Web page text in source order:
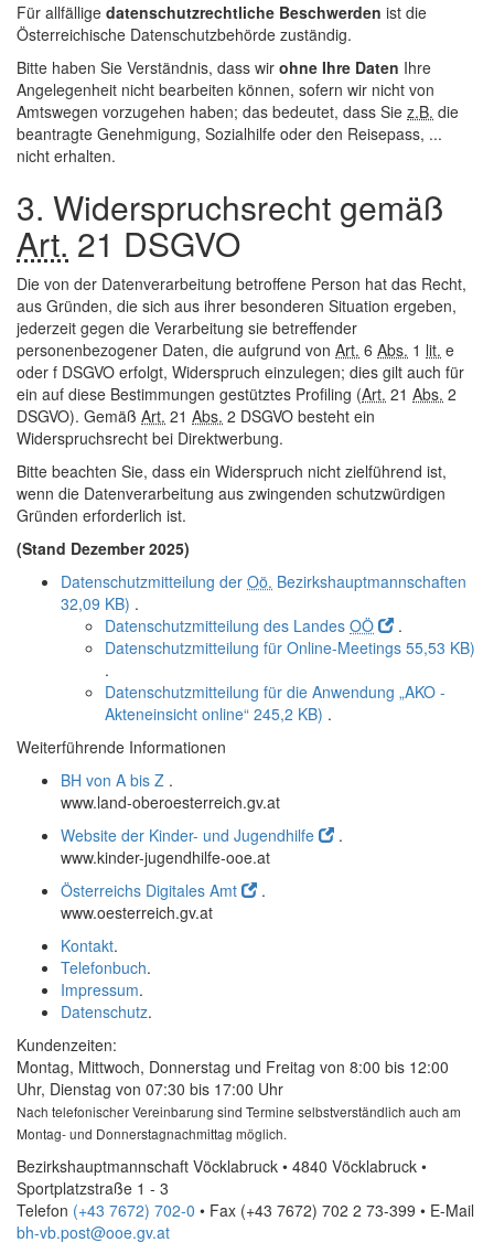
Für allfällige datenschutzrechtliche Beschwerden ist die
Österreichische Datenschutzbehörde zuständig.
Bitte haben Sie Verständnis, dass wir ohne Ihre Daten Ihre
Angelegenheit nicht bearbeiten können, sofern wir nicht von
Amtswegen vorzugehen haben; das bedeutet, dass Sie z.B. die
beantragte Genehmigung, Sozialhilfe oder den Reisepass, ...
nicht erhalten.
3. Widerspruchsrecht gemäß
Art. 21 DSGVO
Die von der Datenverarbeitung betroffene Person hat das Recht,
aus Gründen, die sich aus ihrer besonderen Situation ergeben,
jederzeit gegen die Verarbeitung sie betreffender
personenbezogener Daten, die aufgrund von Art. 6 Abs. 1 lit. e
oder f DSGVO erfolgt, Widerspruch einzulegen; dies gilt auch für
ein auf diese Bestimmungen gestütztes Profiling (Art. 21 Abs. 2
DSGVO). Gemäß Art. 21 Abs. 2 DSGVO besteht ein
Widerspruchsrecht bei Direktwerbung.
Bitte beachten Sie, dass ein Widerspruch nicht zielführend ist,
wenn die Datenverarbeitung aus zwingenden schutzwürdigen
Gründen erforderlich ist.
(Stand Dezember 2025)
Datenschutzmitteilung der Oö. Bezirkshauptmannschaften
32,09 KB) .
Datenschutzmitteilung des Landes OÖ
.
Datenschutzmitteilung für Online-Meetings 55,53 KB)
.
Datenschutzmitteilung für die Anwendung „AKO -
Akteneinsicht online“ 245,2 KB) .
Weiterführende Informationen
BH von A bis Z .
www.land-oberoesterreich.gv.at
Website der Kinder- und Jugendhilfe
.
www.kinder-jugendhilfe-ooe.at
Österreichs Digitales Amt
.
www.oesterreich.gv.at
Kontakt.
Telefonbuch.
Impressum.
Datenschutz.
Kundenzeiten:
Montag, Mittwoch, Donnerstag und Freitag von 8:00 bis 12:00
Uhr, Dienstag von 07:30 bis 17:00 Uhr
Nach telefonischer Vereinbarung sind Termine selbstverständlich auch am
Montag- und Donnerstagnachmittag möglich.
Bezirkshauptmannschaft Vöcklabruck • 4840 Vöcklabruck •
Sportplatzstraße 1 - 3
Telefon (+43 7672) 702-0 • Fax (+43 7672) 702 2 73-399 • E-Mail
bh-vb.post@ooe.gv.at